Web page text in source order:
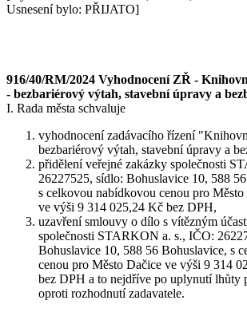
Usnesení bylo: PŘIJATO]
916/40/RM/2024 Vyhodnocení ZŘ -
- bezbariérový výtah, stavební úpravy a
I. Rada města schvaluje
vyhodnocení zadávacího řízení
bezbariérový výtah, stavební úpravy a
přidělení veřejné zakázky společnosti
26227525, sídlo: Bohuslavice 10, 588
s celkovou nabídkovou cenou pro Město
ve výši 9 314 025,24 Kč bez DPH,
uzavření smlouvy o dílo s vítězným
společnosti STARKON a. s., IČO:
Bohuslavice 10, 588 56 Bohuslavice, s
cenou pro Město Dačice ve výši 9 314
bez DPH a to nejdříve po uplynutí lhůty
oproti rozhodnutí zadavatele.